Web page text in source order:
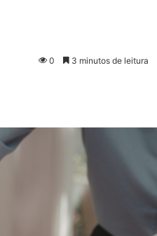
0 3 minutos de leitura